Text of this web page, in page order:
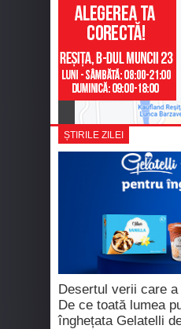
ȘTIRILE ZILEI
Desertul verii care
De ce toată lumea
înghețata Gelatelli